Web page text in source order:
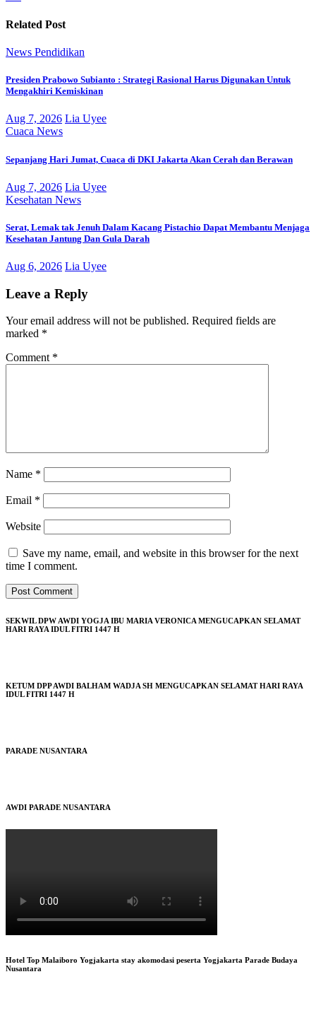
Related Post
News Pendidikan
Presiden Prabowo Subianto : Strategi Rasional Harus Digunakan Untuk
Mengakhiri Kemiskinan
Aug 7, 2026 Lia Uyee
Cuaca News
Sepanjang Hari Jumat, Cuaca di DKI Jakarta Akan Cerah dan Berawan
Aug 7, 2026 Lia Uyee
Kesehatan News
Serat, Lemak tak Jenuh Dalam Kacang Pistachio Dapat Membantu Menjaga
Kesehatan Jantung Dan Gula Darah
Aug 6, 2026 Lia Uyee
Leave a Reply
Your email address will not be published. Required fields are
marked *
Comment *
Name *
Email *
Website
Save my name, email, and website in this browser for the next
time I comment.
SEKWIL DPW AWDI YOGJA IBU MARIA VERONICA MENGUCAPKAN SELAMAT
HARI RAYA IDUL FITRI 1447 H
KETUM DPP AWDI BALHAM WADJA SH MENGUCAPKAN SELAMAT HARI RAYA
IDUL FITRI 1447 H
PARADE NUSANTARA
AWDI PARADE NUSANTARA
Hotel Top Malaiboro Yogjakarta stay akomodasi peserta Yogjakarta Parade Budaya
Nusantara